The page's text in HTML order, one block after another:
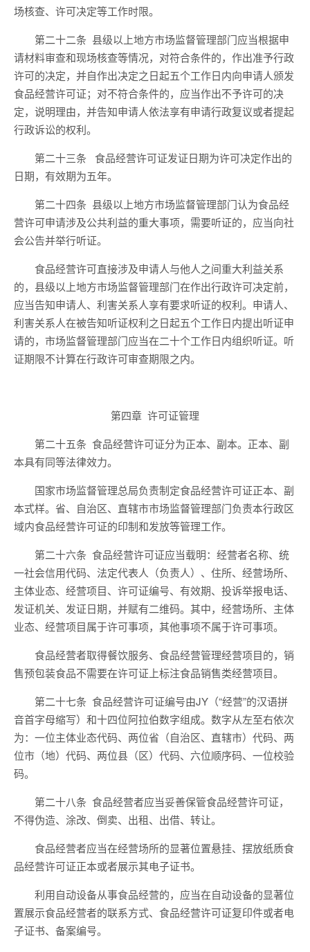
场核查、许可决定等工作时限。
第二十二条 县级以上地方市场监督管理部门应当根据申
请材料审查和现场核查等情况，对符合条件的，作出准予行政
许可的决定，并自作出决定之日起五个工作日内向申请人颁发
食品经营许可证；对不符合条件的，应当作出不予许可的决
定， 说明理由， 并告知申请人依法享有申请行政复议或者提起
行政诉讼的权利。
第二十三条 食品经营许可证发证日期为许可决定作出的
日期，有效期为五年。
第二十四条 县级以上地方市场监督管理部门认为食品经
营许可申请涉及公共利益的重大事项，需要听证的，应当向社
会公告并举行听证。
食品经营许可直接涉及申请人与他人之间重大利益关系
的，县级以上地方市场监督管理部门在作出行政许可决定前，
应当告知申请人、利害关系人享有要求听证的权利。申请人、
利害关系人在被告知听证权利之日起五个工作日内提出听证申
请的，市场监督管理部门应当在二十个工作日内组织听证。 听
证期限不计算在行政许可审查期限之内。
第四章 许可证管理
第二十五条 食品经营许可证分为正本、副本。正本、副
本具有同等法律效力。
国家市场监督管理总局负责制定食品经营许可证正本、副
本式样。省、自治区、直辖市市场监督管理部门负责本行政区
域内食品经营许可证的印制和发放等管理工作。
第二十六条 食品经营许可证应当载明：经营者名称、统
一社会信用代码、法定代表人（负责人）、住所、经营场所、
主体业态、经营项目、许可证编号、有效期、投诉举报电话、
发证机关、发证日期，并赋有二维码。 其中，经营场所、主体
业态、经营项目属于许可事项，其他事项不属于许可事项。
食品经营者取得餐饮服务、食品经营管理经营项目的， 销
售预包装食品不需要在许可证上标注食品销售类经营项目。
第二十七条 食品经营许可证编号由JY（“经营”的汉语拼
音首字母缩写）和十四位阿拉伯数字组成。数字从左至右依次
为： 一位主体业态代码、 两位省（自治区、直辖市）代码、 两
位市（地）代码、 两位县（区）代码、 六位顺序码、 一位校验
码。
第二十八条 食品经营者应当妥善保管食品经营许可证，
不得伪造、涂改、倒卖、出租、出借、转让。
食品经营者应当在经营场所的显著位置悬挂、摆放纸质食
品经营许可证正本或者展示其电子证书。
利用自动设备从事食品经营的，应当在自动设备的显著位
置展示食品经营者的联系方式、 食品经营许可证复印件或者电
子证书、 备案编号。